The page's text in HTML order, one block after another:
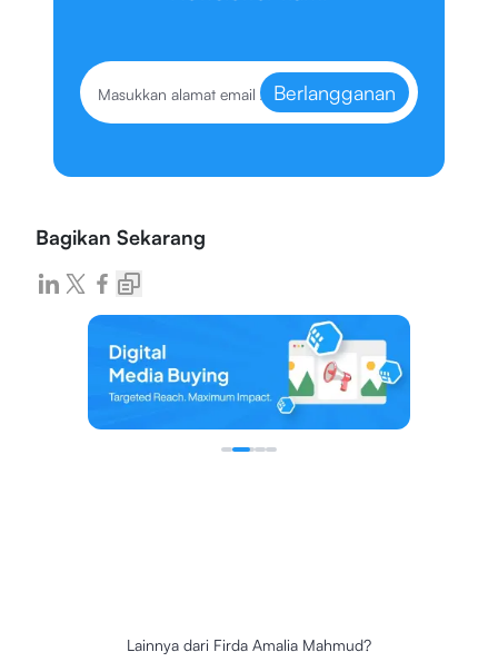
Berlangganan
Bagikan Sekarang
Lainnya dari Firda Amalia Mahmud?